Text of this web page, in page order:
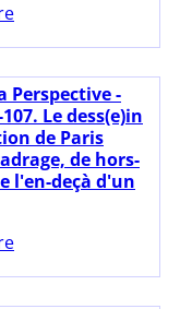
Perspective -
Le dess(e)in
de Paris
de hors-
l'en-deçà d'un